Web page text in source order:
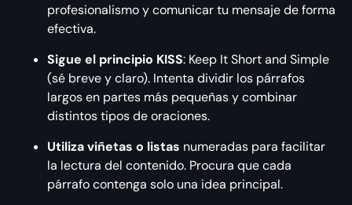
profesionalismo y comunicar tu mensaje de forma
efectiva.
Sigue el principio KISS: Keep It Short and Simple
(sé breve y claro). Intenta dividir los párrafos
largos en partes más pequeñas y combinar
distintos tipos de oraciones.
Utiliza viñetas o listas numeradas para facilitar
la lectura del contenido. Procura que cada
párrafo contenga solo una idea principal.